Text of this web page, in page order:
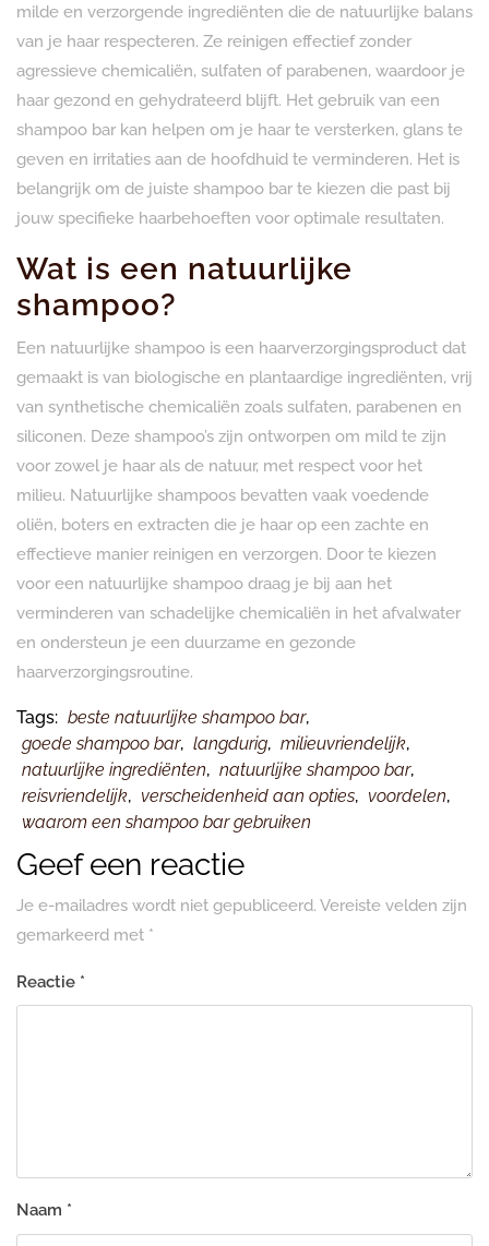
milde en verzorgende ingrediënten die de natuurlijke balans
van je haar respecteren. Ze reinigen effectief zonder
agressieve chemicaliën, sulfaten of parabenen, waardoor je
haar gezond en gehydrateerd blijft. Het gebruik van een
shampoo bar kan helpen om je haar te versterken, glans te
geven en irritaties aan de hoofdhuid te verminderen. Het is
belangrijk om de juiste shampoo bar te kiezen die past bij
jouw specifieke haarbehoeften voor optimale resultaten.
Wat is een natuurlijke
shampoo?
Een natuurlijke shampoo is een haarverzorgingsproduct dat
gemaakt is van biologische en plantaardige ingrediënten, vrij
van synthetische chemicaliën zoals sulfaten, parabenen en
siliconen. Deze shampoo’s zijn ontworpen om mild te zijn
voor zowel je haar als de natuur, met respect voor het
milieu. Natuurlijke shampoos bevatten vaak voedende
oliën, boters en extracten die je haar op een zachte en
effectieve manier reinigen en verzorgen. Door te kiezen
voor een natuurlijke shampoo draag je bij aan het
verminderen van schadelijke chemicaliën in het afvalwater
en ondersteun je een duurzame en gezonde
haarverzorgingsroutine.
Tags: beste natuurlijke shampoo bar,
goede shampoo bar, langdurig, milieuvriendelijk,
natuurlijke ingrediënten, natuurlijke shampoo bar,
reisvriendelijk, verscheidenheid aan opties, voordelen,
waarom een shampoo bar gebruiken
Geef een reactie
Je e-mailadres wordt niet gepubliceerd. Vereiste velden zijn
gemarkeerd met *
Reactie *
Naam *